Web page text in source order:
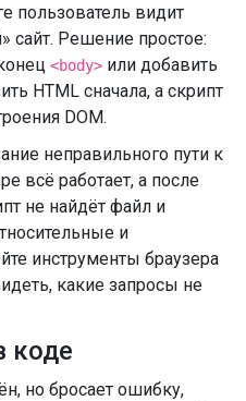
пользователь видит
сайт. Решение простое:
<body> или добавить
HTML сначала, а скрипт
DOM.
неправильного пути к
всё работает, а после
не найдёт файл и
и
инструменты браузера
какие запросы не
коде
но бросает ошибку,